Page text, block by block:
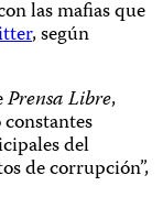
las mafias que
, según
Prensa Libre,
del
de corrupción”,